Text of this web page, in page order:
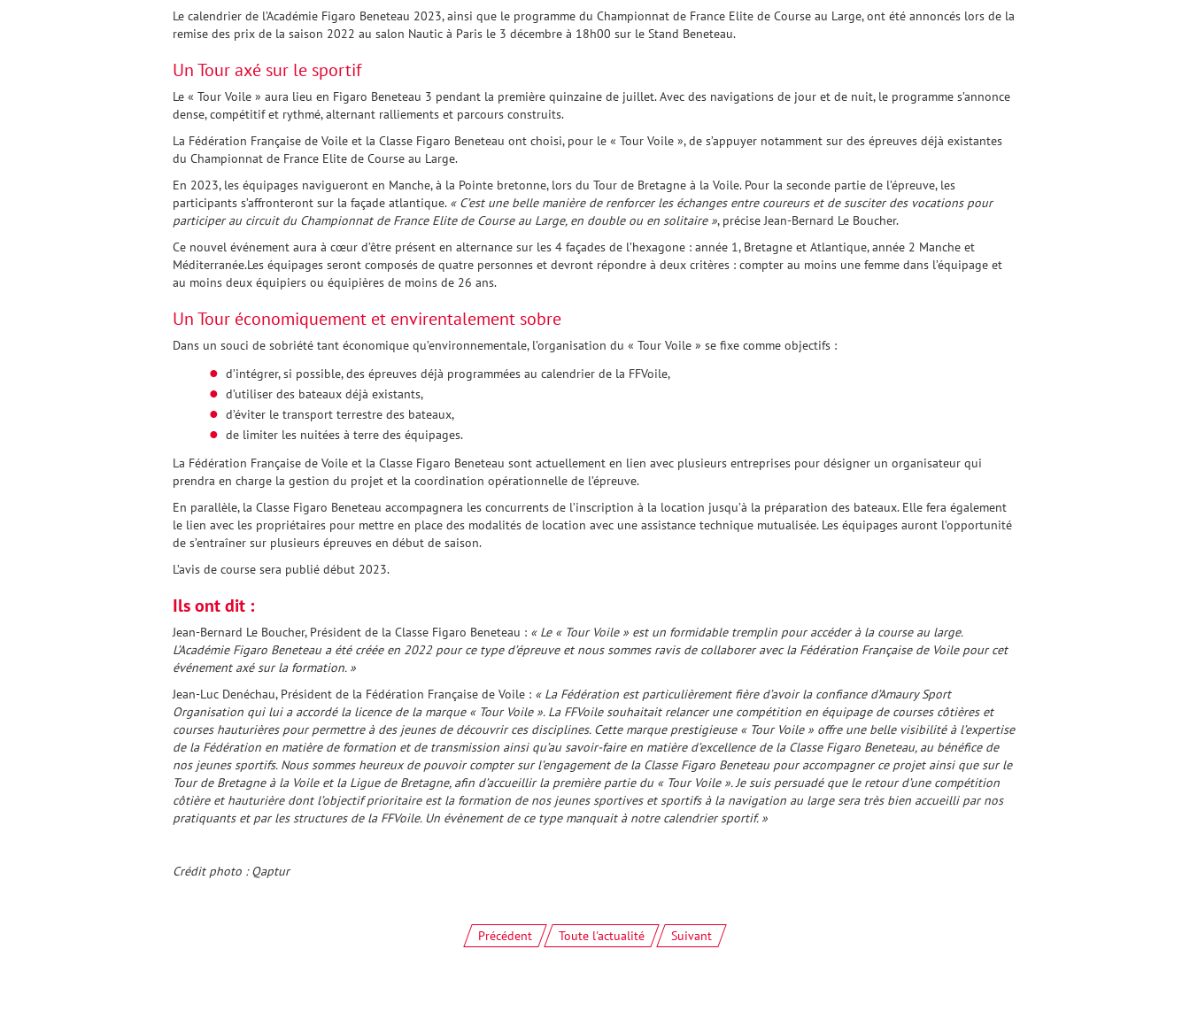
Le calendrier de l’Académie Figaro Beneteau 2023, ainsi que le programme du Championnat de France Elite de Course au Large, ont été annoncés lors de la
remise des prix de la saison 2022 au salon Nautic à Paris le 3 décembre à 18h00 sur le Stand Beneteau.
Un Tour axé sur le sportif
Le « Tour Voile » aura lieu en Figaro Beneteau 3 pendant la première quinzaine de juillet. Avec des navigations de jour et de nuit, le programme s’annonce
dense, compétitif et rythmé, alternant ralliements et parcours construits.
La Fédération Française de Voile et la Classe Figaro Beneteau ont choisi, pour le « Tour Voile », de s’appuyer notamment sur des épreuves déjà existantes
du Championnat de France Elite de Course au Large.
En 2023, les équipages navigueront en Manche, à la Pointe bretonne, lors du Tour de Bretagne à la Voile. Pour la seconde partie de l’épreuve, les
participants s’affronteront sur la façade atlantique. « C’est une belle manière de renforcer les échanges entre coureurs et de susciter des vocations pour
participer au circuit du Championnat de France Elite de Course au Large, en double ou en solitaire », précise Jean-Bernard Le Boucher.
Ce nouvel événement aura à cœur d’être présent en alternance sur les 4 façades de l’hexagone : année 1, Bretagne et Atlantique, année 2 Manche et
Méditerranée.Les équipages seront composés de quatre personnes et devront répondre à deux critères : compter au moins une femme dans l’équipage et
au moins deux équipiers ou équipières de moins de 26 ans.
Un Tour économiquement et envirentalement sobre
Dans un souci de sobriété tant économique qu’environnementale, l’organisation du « Tour Voile » se fixe comme objectifs :
d’intégrer, si possible, des épreuves déjà programmées au calendrier de la FFVoile,
d’utiliser des bateaux déjà existants,
d’éviter le transport terrestre des bateaux,
de limiter les nuitées à terre des équipages.
La Fédération Française de Voile et la Classe Figaro Beneteau sont actuellement en lien avec plusieurs entreprises pour désigner un organisateur qui
prendra en charge la gestion du projet et la coordination opérationnelle de l’épreuve.
En parallèle, la Classe Figaro Beneteau accompagnera les concurrents de l’inscription à la location jusqu’à la préparation des bateaux. Elle fera également
le lien avec les propriétaires pour mettre en place des modalités de location avec une assistance technique mutualisée. Les équipages auront l’opportunité
de s’entraîner sur plusieurs épreuves en début de saison.
L’avis de course sera publié début 2023.
Ils ont dit :
Jean-Bernard Le Boucher, Président de la Classe Figaro Beneteau : « Le « Tour Voile » est un formidable tremplin pour accéder à la course au large.
L’Académie Figaro Beneteau a été créée en 2022 pour ce type d’épreuve et nous sommes ravis de collaborer avec la Fédération Française de Voile pour cet
événement axé sur la formation. »
Jean-Luc Denéchau, Président de la Fédération Française de Voile : « La Fédération est particulièrement fière d’avoir la confiance d’Amaury Sport
Organisation qui lui a accordé la licence de la marque « Tour Voile ». La FFVoile souhaitait relancer une compétition en équipage de courses côtières et
courses hauturières pour permettre à des jeunes de découvrir ces disciplines. Cette marque prestigieuse « Tour Voile » offre une belle visibilité à l’expertise
de la Fédération en matière de formation et de transmission ainsi qu’au savoir-faire en matière d’excellence de la Classe Figaro Beneteau, au bénéfice de
nos jeunes sportifs. Nous sommes heureux de pouvoir compter sur l’engagement de la Classe Figaro Beneteau pour accompagner ce projet ainsi que sur le
Tour de Bretagne à la Voile et la Ligue de Bretagne, afin d’accueillir la première partie du « Tour Voile ». Je suis persuadé que le retour d’une compétition
côtière et hauturière dont l’objectif prioritaire est la formation de nos jeunes sportives et sportifs à la navigation au large sera très bien accueilli par nos
pratiquants et par les structures de la FFVoile. Un évènement de ce type manquait à notre calendrier sportif. »
Crédit photo : Qaptur
Précédent Toute l'actualité Suivant